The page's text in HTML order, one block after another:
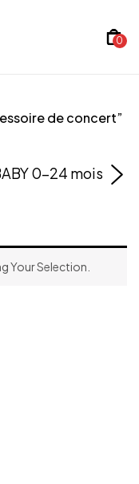
0
de concert”
0-24 mois
Your Selection.